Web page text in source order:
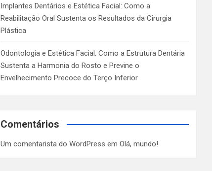
Implantes Dentários e Estética Facial: Como a
Reabilitação Oral Sustenta os Resultados da Cirurgia
Plástica
Odontologia e Estética Facial: Como a Estrutura Dentária
Sustenta a Harmonia do Rosto e Previne o
Envelhecimento Precoce do Terço Inferior
Comentários
Um comentarista do WordPress emOlá, mundo!